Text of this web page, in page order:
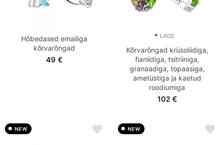
Hõbedased emailiga
kõrvarõngad
49 €
LAOS
Kõrvarõngad krüsoliidiga,
fianiidiga, tsitriiniga,
granaadiga, topaasiga,
ametüstiga ja kaetud
roodiumiga
102 €
NEW NEW